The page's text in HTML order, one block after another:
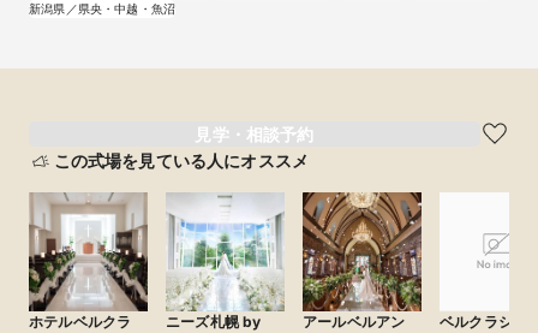
新潟県／県央・中越・魚沼
見学・相談予約
この式場を見ている人にオススメ
ホテルベルクラ
ニーズ札幌 by
アールベルアン
ベルクラシッ